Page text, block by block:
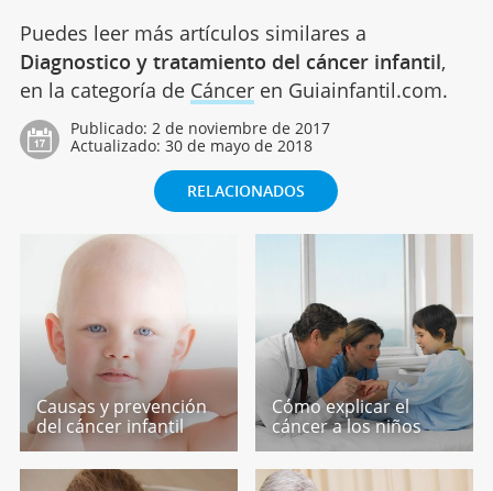
Puedes leer más artículos similares a
Diagnostico y tratamiento del cáncer infantil,
en la categoría de Cánceren Guiainfantil.com.
Publicado: 2 de noviembre de 2017
Actualizado: 30 de mayo de 2018
RELACIONADOS
Causas y prevención
del cáncer infantil
Cómo explicar el
cáncer a los niños